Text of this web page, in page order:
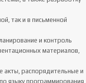
так и в письменной
и контроль
материалов,
акты, распорядительные и
языку программирования